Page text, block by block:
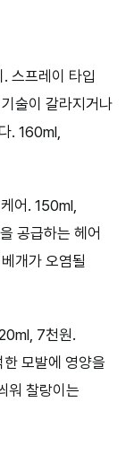
스프레이 타입
술이 갈라지거나
. 160ml,
어. 150ml,
공급하는 헤어
개가 오염될
7천원.
모발에 영양을
워 찰랑이는